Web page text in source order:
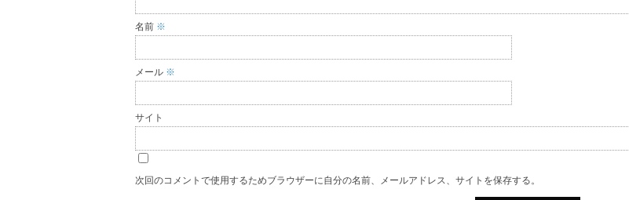
名前 ※
メール ※
サイト
次回のコメントで使用するためブラウザーに自分の名前、メールアドレス、サイトを保存する。